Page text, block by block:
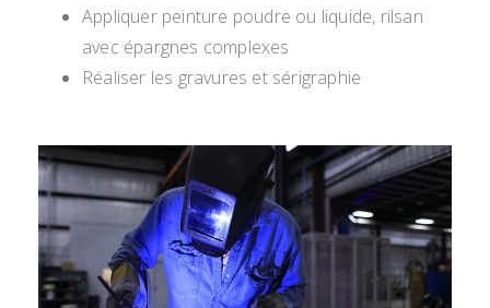
Appliquer peinture poudre ou liquide, rilsan
avec épargnes complexes
Réaliser les gravures et sérigraphie